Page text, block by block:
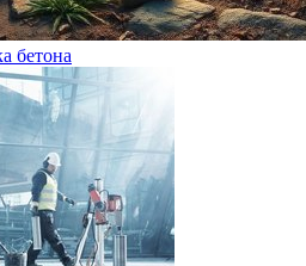
бетона